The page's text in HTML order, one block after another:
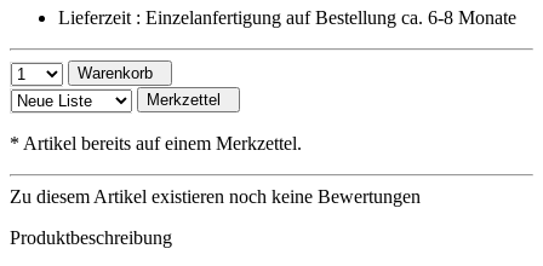
Lieferzeit : Einzelanfertigung auf Bestellung ca. 6-8 Monate
Warenkorb
Merkzettel
* Artikel bereits auf einem Merkzettel.
Zu diesem Artikel existieren noch keine Bewertungen
Produktbeschreibung